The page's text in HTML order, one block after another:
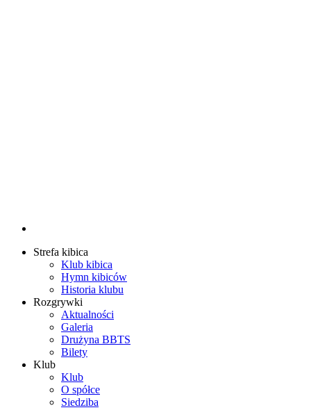
Strefa kibica
Klub kibica
Hymn kibiców
Historia klubu
Rozgrywki
Aktualności
Galeria
Drużyna BBTS
Bilety
Klub
Klub
O spółce
Siedziba